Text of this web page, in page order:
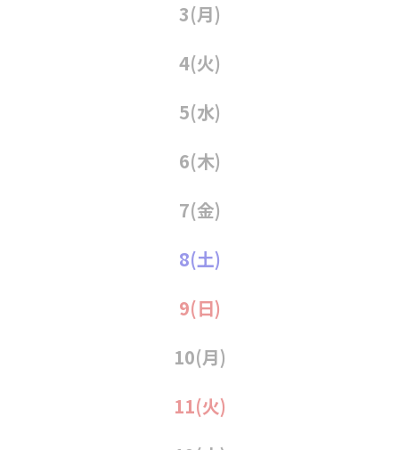
3(月)
4(火)
5(水)
6(木)
7(金)
8(土)
9(日)
10(月)
11(火)